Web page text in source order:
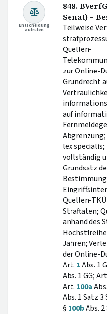
Entscheidung
aufrufen
848.
Senat) –
Teilweise
Quellen-
zur Online-
Grundrecht
auf
lex
vollständig
Grundsatz
Quellen-
Straftaten;
anhand des
Jahren;
der Online-
Art. 1Abs. 1
Abs. 1 GG;
Art. 100a
Abs. 1 Satz 3
§ 100bAbs.